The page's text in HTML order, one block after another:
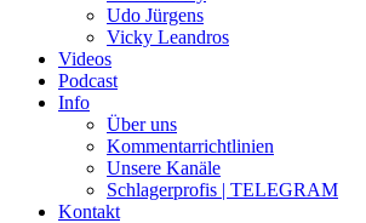
Udo Jürgens
Vicky Leandros
Videos
Podcast
Info
Über uns
Kommentarrichtlinien
Unsere Kanäle
Schlagerprofis | TELEGRAM
Kontakt